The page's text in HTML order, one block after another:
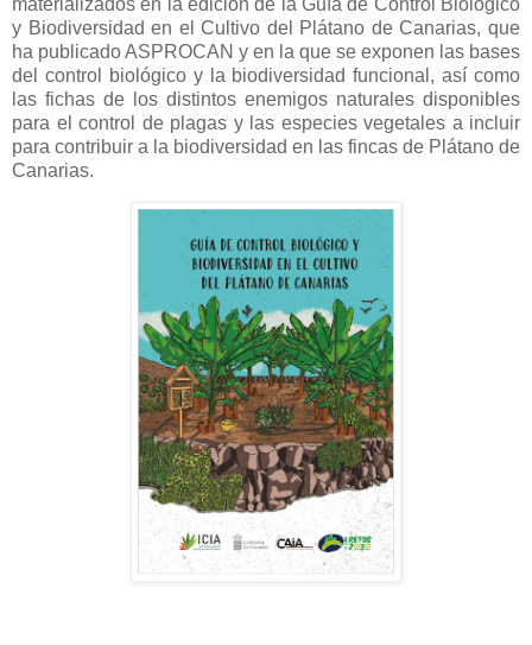
materializados en la edición de la Guía de Control Biológico
y Biodiversidad en el Cultivo del Plátano de Canarias, que
ha publicado ASPROCAN y en la que se exponen las bases
del control biológico y la biodiversidad funcional, así como
las fichas de los distintos enemigos naturales disponibles
para el control de plagas y las especies vegetales a incluir
para contribuir a la biodiversidad en las fincas de Plátano de
Canarias.